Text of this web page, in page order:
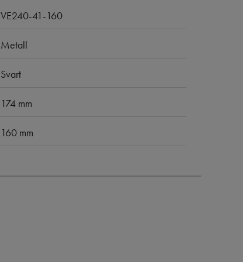
VE240-41-160
Metall
Svart
174 mm
160 mm